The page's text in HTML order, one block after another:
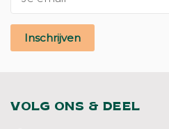
Inschrijven
VOLG ONS & DEEL